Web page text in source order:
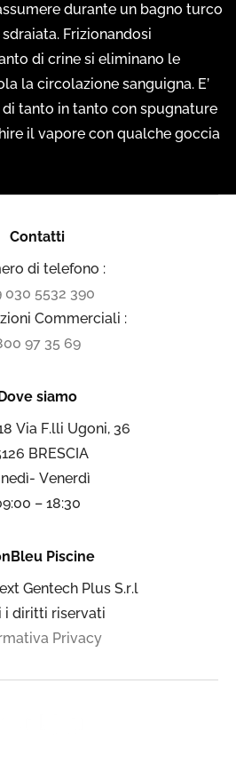
durante un bagno turco
Frizionandosi
di crine si eliminano le
la circolazione sanguigna. E’
tanto in tanto con spugnature
il vapore con qualche goccia
Contatti
di telefono :
030 5532 390
Commerciali :
97 35 69
Dove siamo
Via F.lli Ugoni, 36
BRESCIA
Venerdì
– 18:30
Piscine
Gentech Plus S.r.l
i diritti riservati
Privacy